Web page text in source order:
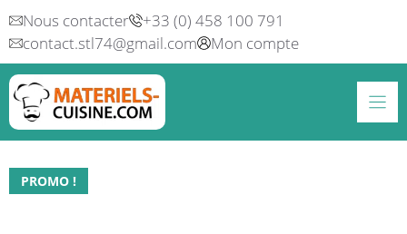
Aller
au
contenu
Nous contacter
+33 (0) 458 100 791
contact.stl74@gmail.com
Mon compte
PROMO !